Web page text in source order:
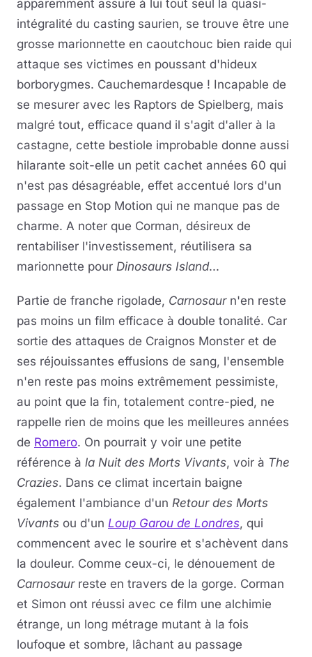
apparemment assure à lui tout seul la quasi-
intégralité du casting saurien, se trouve être une
grosse marionnette en caoutchouc bien raide qui
attaque ses victimes en poussant d'hideux
borborygmes. Cauchemardesque ! Incapable de
se mesurer avec les Raptors de Spielberg, mais
malgré tout, efficace quand il s'agit d'aller à la
castagne, cette bestiole improbable donne aussi
hilarante soit-elle un petit cachet années 60 qui
n'est pas désagréable, effet accentué lors d'un
passage en Stop Motion qui ne manque pas de
charme. A noter que Corman, désireux de
rentabiliser l'investissement, réutilisera sa
marionnette pour Dinosaurs Island...
Partie de franche rigolade, Carnosaurn'en reste
pas moins un film efficace à double tonalité. Car
sortie des attaques de Craignos Monster et de
ses réjouissantes effusions de sang, l'ensemble
n'en reste pas moins extrêmement pessimiste,
au point que la fin, totalement contre-pied, ne
rappelle rien de moins que les meilleures années
de Romero. On pourrait y voir une petite
référence à la Nuit des Morts Vivants, voir à The
Crazies. Dans ce climat incertain baigne
également l'ambiance d'un Retour des Morts
Vivants ou d'un Loup Garou de Londres, qui
commencent avec le sourire et s'achèvent dans
la douleur. Comme ceux-ci, le dénouement de
Carnosaurreste en travers de la gorge. Corman
et Simon ont réussi avec ce film une alchimie
étrange, un long métrage mutant à la fois
loufoque et sombre, lâchant au passage